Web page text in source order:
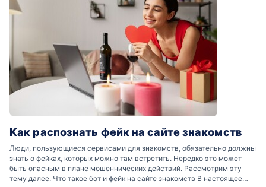
Как распознать фейк на сайте знакомств
Люди, пользующиеся сервисами для знакомств, обязательно должны
знать о фейках, которых можно там встретить. Нередко это может
быть опасным в плане мошеннических действий. Рассмотрим эту
тему далее. Что такое бот и фейк на сайте знакомств В настоящее